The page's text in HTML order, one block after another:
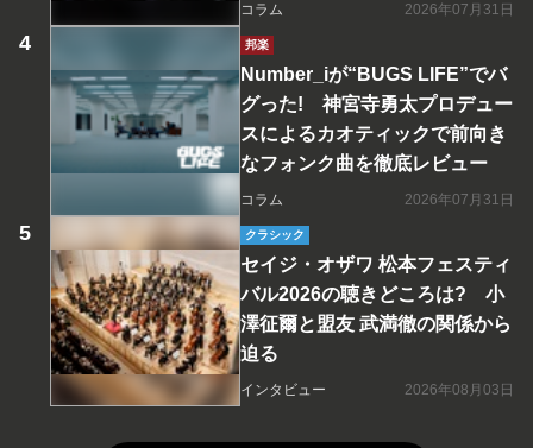
コラム 2026年07月31日
邦楽
Number_iが“BUGS LIFE”でバ
グった! 神宮寺勇太プロデュー
スによるカオティックで前向き
なフォンク曲を徹底レビュー
コラム 2026年07月31日
クラシック
セイジ・オザワ 松本フェスティ
バル2026の聴きどころは? 小
澤征爾と盟友 武満徹の関係から
迫る
インタビュー 2026年08月03日